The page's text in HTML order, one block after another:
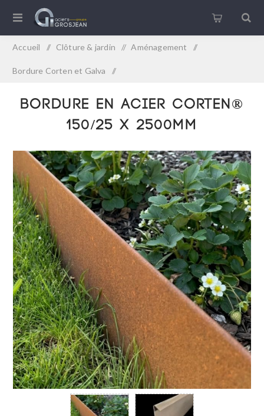
Accueil / Clôture & jardin / Aménagement /
Bordure Corten et Galva /
Bordure en acier Corten®
150/25 x 2500mm